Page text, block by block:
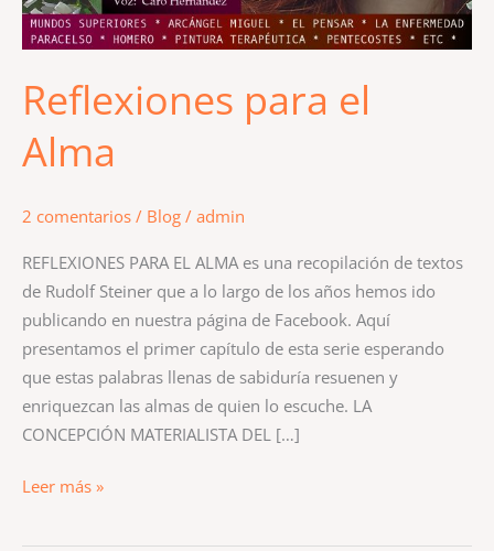
Reflexiones para el
Alma
2 comentarios / Blog / admin
REFLEXIONES PARA EL ALMA es una recopilación de textos
de Rudolf Steiner que a lo largo de los años hemos ido
publicando en nuestra página de Facebook. Aquí
presentamos el primer capítulo de esta serie esperando
que estas palabras llenas de sabiduría resuenen y
enriquezcan las almas de quien lo escuche. LA
CONCEPCIÓN MATERIALISTA DEL […]
Leer más »